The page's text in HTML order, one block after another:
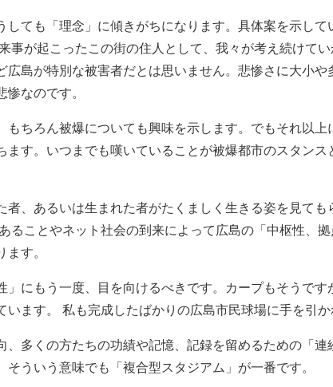
しても「理念」に傾きがちになります。具体案を示し
事が起こったこの街の住人として、我々が考え続けてい
広島が特別な被害者だとは思いません。悲惨さに大小や
なのです。
もちろん被爆についても興味を示します。でもそれ以
ます。いつまでも嘆いていることが被爆都市のスタンス
者、あるいは生まれた者がたくましく生きる姿を見ても
ることやネット社会の到来によって広島の「中枢性、
す。
」にもう一度、目を向けるべきです。カープもそうで
います。 私も完成したばかりの広島市民球場に手を引か
、多くの方たちの功績や記憶、記録を留めるための「連
そういう意味でも「複合型スタジアム」が一番です。